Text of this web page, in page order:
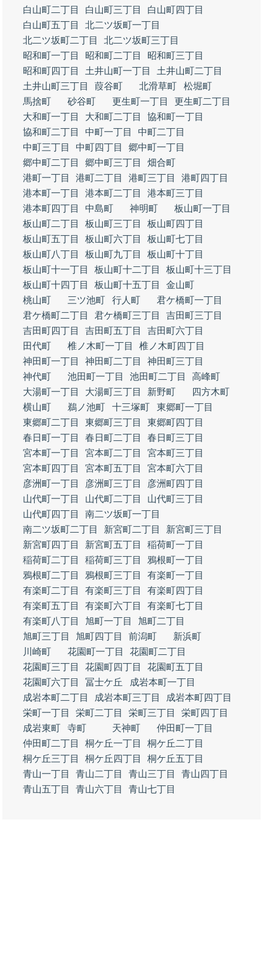
白山町二丁目
白山町三丁目
白山町四丁目
白山町五丁目
北二ツ坂町一丁目
北二ツ坂町二丁目
北二ツ坂町三丁目
昭和町一丁目
昭和町二丁目
昭和町三丁目
昭和町四丁目
土井山町一丁目
土井山町二丁目
土井山町三丁目
葭谷町 北滑草町
松堀町
馬捨町
砂谷町 更生町一丁目
更生町二丁目
大和町一丁目
大和町二丁目
協和町一丁目
協和町二丁目
中町一丁目
中町二丁目
中町三丁目
中町四丁目
郷中町一丁目
郷中町二丁目
郷中町三丁目
畑合町
港町一丁目
港町二丁目 港町三丁目
港町四丁目
港本町一丁目
港本町二丁目
港本町三丁目
港本町四丁目
中島町 神明町
板山町一丁目
板山町二丁目
板山町三丁目
板山町四丁目
板山町五丁目
板山町六丁目
板山町七丁目
板山町八丁目
板山町九丁目
板山町十丁目
板山町十一丁目
板山町十二丁目
板山町十三丁目
板山町十四丁目
板山町十五丁目
金山町
桃山町
三ツ池町 行人町
君ケ橋町一丁目
君ケ橋町二丁目
君ケ橋町三丁目
吉田町三丁目
吉田町四丁目
吉田町五丁目
吉田町六丁目
田代町
椎ノ木町一丁目
椎ノ木町四丁目
神田町一丁目
神田町二丁目
神田町三丁目
神代町
池田町一丁目 池田町二丁目
高峰町
大湯町一丁目
大湯町三丁目 新野町
四方木町
横山町
鵜ノ池町 十三塚町
東郷町一丁目
東郷町二丁目
東郷町三丁目
東郷町四丁目
春日町一丁目
春日町二丁目
春日町三丁目
宮本町一丁目
宮本町二丁目
宮本町三丁目
宮本町四丁目
宮本町五丁目
宮本町六丁目
彦洲町一丁目
彦洲町三丁目
彦洲町四丁目
山代町一丁目
山代町二丁目
山代町三丁目
山代町四丁目
南二ツ坂町一丁目
南二ツ坂町二丁目
新宮町二丁目
新宮町三丁目
新宮町四丁目
新宮町五丁目
稲荷町一丁目
稲荷町二丁目
稲荷町三丁目
鴉根町一丁目
鴉根町二丁目
鴉根町三丁目
有楽町一丁目
有楽町二丁目
有楽町三丁目
有楽町四丁目
有楽町五丁目
有楽町六丁目
有楽町七丁目
有楽町八丁目
旭町一丁目
旭町二丁目
旭町三丁目
旭町四丁目 前潟町
新浜町
川崎町
花園町一丁目
花園町二丁目
花園町三丁目
花園町四丁目
花園町五丁目
花園町六丁目
冨士ケ丘
成岩本町一丁目
成岩本町二丁目
成岩本町三丁目
成岩本町四丁目
栄町一丁目
栄町二丁目 栄町三丁目
栄町四丁目
成岩東町
寺町 天神町
仲田町一丁目
仲田町二丁目
桐ケ丘一丁目
桐ケ丘二丁目
桐ケ丘三丁目
桐ケ丘四丁目
桐ケ丘五丁目
青山一丁目
青山二丁目 青山三丁目
青山四丁目
青山五丁目
青山六丁目 青山七丁目